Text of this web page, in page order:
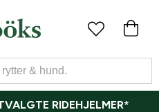
RIDEHJELMER*